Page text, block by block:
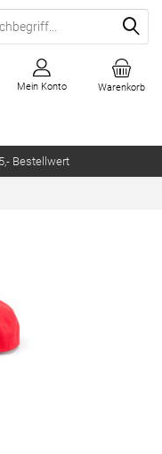
Bestellwert
Warenkorb
Mein Konto